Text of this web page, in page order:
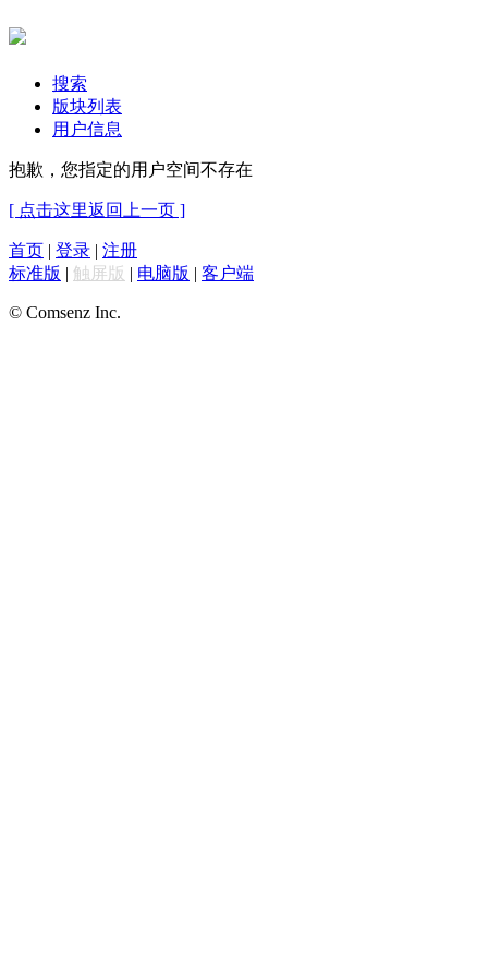
搜索
版块列表
用户信息
抱歉，您指定的用户空间不存在
[ 点击这里返回上一页 ]
首页 | 登录 | 注册
标准版 | 触屏版 | 电脑版 | 客户端
© Comsenz Inc.